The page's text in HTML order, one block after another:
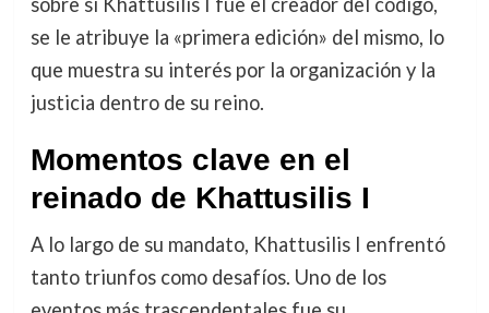
sobre si Khattusilis I fue el creador del código,
se le atribuye la «primera edición» del mismo, lo
que muestra su interés por la organización y la
justicia dentro de su reino.
Momentos clave en el
reinado de Khattusilis I
A lo largo de su mandato, Khattusilis I enfrentó
tanto triunfos como desafíos. Uno de los